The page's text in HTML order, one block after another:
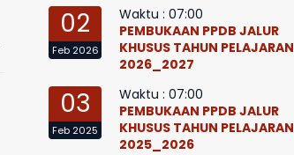
02
Feb 2026
Waktu : 07:00
PEMBUKAAN PPDB JALUR
KHUSUS TAHUN PELAJARAN
2026_2027
03
Feb 2025
Waktu : 07:00
PEMBUKAAN PPDB JALUR
KHUSUS TAHUN PELAJARAN
2025_2026